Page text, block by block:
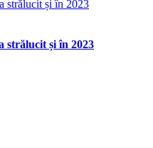
strălucit și în 2023